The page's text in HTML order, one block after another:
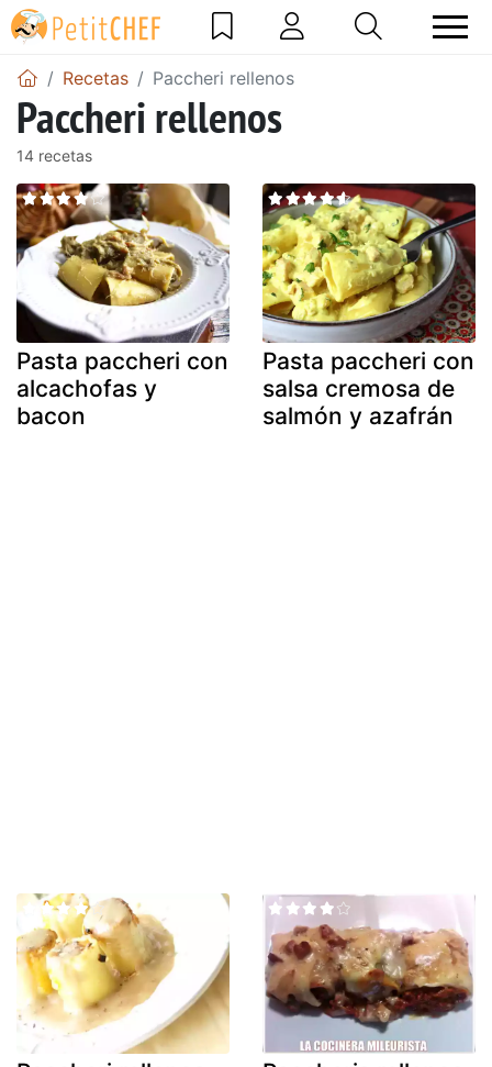
Recetas Paccheri rellenos
Paccheri rellenos
14 recetas
Pasta paccheri con
alcachofas y
bacon
Pasta paccheri con
salsa cremosa de
salmón y azafrán